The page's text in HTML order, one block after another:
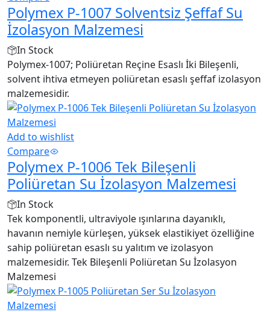
Polymex P-1007 Solventsiz Şeffaf Su
İzolasyon Malzemesi
In Stock
Polymex-1007; Poliüretan Reçine Esaslı İki Bileşenli,
solvent ihtiva etmeyen poliüretan esaslı şeffaf izolasyon
malzemesidir.
Add to wishlist
Compare
Polymex P-1006 Tek Bileşenli
Poliüretan Su İzolasyon Malzemesi
In Stock
Tek komponentli, ultraviyole ışınlarına dayanıklı,
havanın nemiyle kürleşen, yüksek elastikiyet özelliğine
sahip poliüretan esaslı su yalıtım ve izolasyon
malzemesidir. Tek Bileşenli Poliüretan Su İzolasyon
Malzemesi